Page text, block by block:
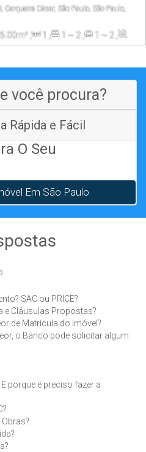
César, São Paulo, São Paulo,
.00m² , 1 , 1 ~ 2 , 1 ~ 2 ,
você procura?
Rápida e Fácil
O Seu
Em São Paulo
SAC ou PRICE?
e Cláusulas Propostas?
de Matrícula do Imóvel?
o Banco pode solicitar algum
porque é preciso fazer a